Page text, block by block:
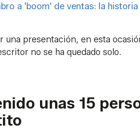
a 'boom' de ventas: la historia
una presentación, en esta
no se ha quedado solo.
unas 15